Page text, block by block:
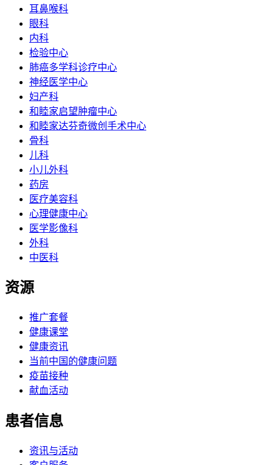
耳鼻喉科
眼科
内科
检验中心
肺癌多学科诊疗中心
神经医学中心
妇产科
和睦家启望肿瘤中心
和睦家达芬奇微创手术中心
骨科
儿科
小儿外科
药房
医疗美容科
心理健康中心
医学影像科
外科
中医科
资源
推广套餐
健康课堂
健康资讯
当前中国的健康问题
疫苗接种
献血活动
患者信息
资讯与活动